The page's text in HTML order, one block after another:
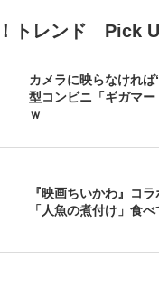
トレンド Pick
カメラに映らなけれ
型コンビニ「ギガマ
ｗ
『映画ちいかわ』コ
「人魚の煮付け」食